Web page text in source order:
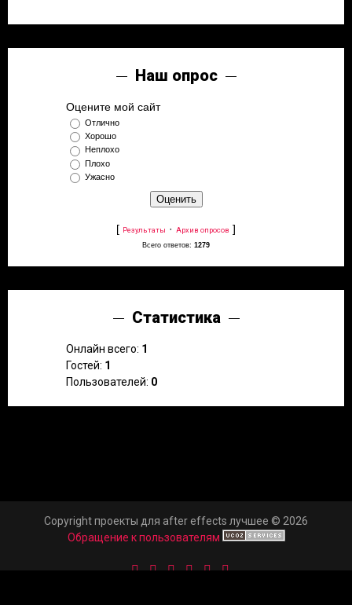
Наш опрос
Оцените мой сайт
Отлично
Хорошо
Неплохо
Плохо
Ужасно
[ Результаты · Архив опросов ]
Всего ответов: 1279
Статистика
Онлайн всего: 1
Гостей: 1
Пользователей: 0
Copyright проекты для after effects лучшее © 2026
Обращение к пользователям